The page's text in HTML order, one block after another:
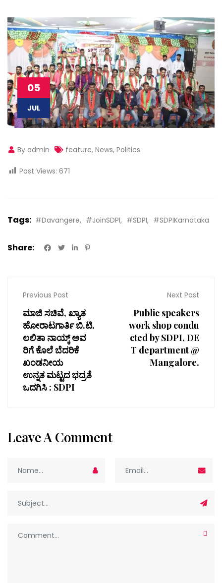
05
JUL
By admin feature, News, Politics
Post Views: 671
Tags: #Davangere #JoinSDPI #SDPI #SDPIKarnataka
Share:
Previous Post
ಮಾಜಿ ಸಚಿವೆ, ಖ್ಯಾತ
ಹೋರಾಟಗಾರ್ತಿ ಬಿ.ಟಿ.
ಲಲಿತಾ ನಾಯ್ಕ್ ಅವ
ರಿಗೆ ಕೊಲೆ ಬೆದರಿಕೆ
ಖಂಡನೀಯ
ಉನ್ನತ ಮಟ್ಟದ ಭದ್ರತೆ
ಒದಗಿಸಿ : SDPI
Next Post
Public speakers
work shop condu
cted by SDPI, DE
T department @
Mangalore.
Leave A Comment